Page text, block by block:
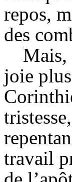
repos,
des
Mais,
joie
travail